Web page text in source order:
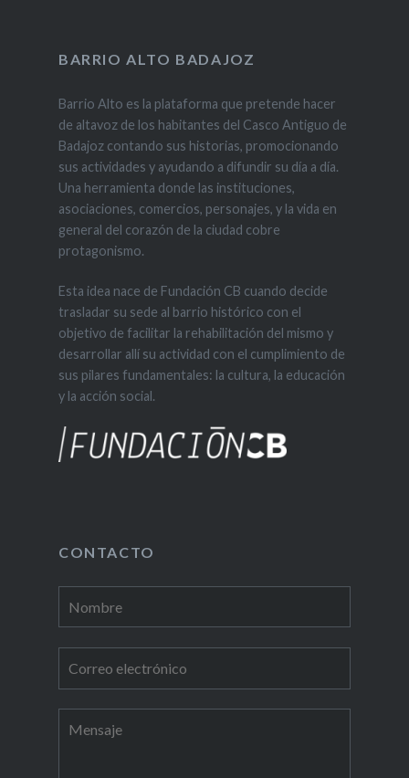
BARRIO ALTO BADAJOZ
Barrio Alto es la plataforma que pretende hacer
de altavoz de los habitantes del Casco Antiguo de
Badajoz contando sus historias, promocionando
sus actividades y ayudando a difundir su día a día.
Una herramienta donde las instituciones,
asociaciones, comercios, personajes, y la vida en
general del corazón de la ciudad cobre
protagonismo.
Esta idea nace de Fundación CB cuando decide
trasladar su sede al barrio histórico con el
objetivo de facilitar la rehabilitación del mismo y
desarrollar allí su actividad con el cumplimiento de
sus pilares fundamentales: la cultura, la educación
y la acción social.
CONTACTO